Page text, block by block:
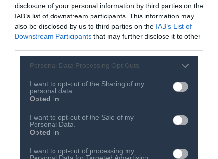
disclosure of your personal information by third parties on the
IAB’s list of downstream participants. This information may
also be disclosed by us to third parties on the IAB’s List of
Downstream Participants that may further disclose it to other
Personal Data Processing Opt Outs
I want to opt-out of the Sharing of my
personal data.
Opted In
I want to opt-out of the Sale of my
Personal Data.
Opted In
I want to opt-out of processing my
Personal Data for Targeted Advertising.
Γιάννης Ρόβης, VELLUM, Διευθύνων Σύμβουλος.
Νίκος Ζάβρας, ERICSSON HELLAS, Manager, Strategy
Development & Execution.